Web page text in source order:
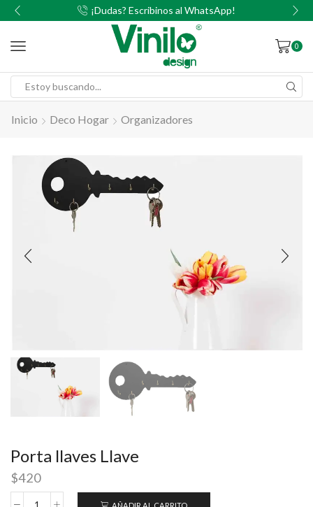
¡Dudas? Escribinos al WhatsApp!
0
Inicio Deco Hogar Organizadores
Porta llaves Llave
$420
AÑADIR AL CARRITO